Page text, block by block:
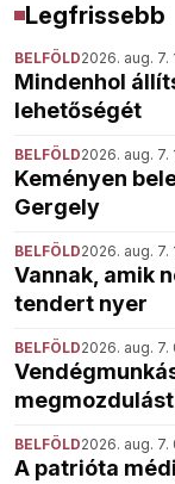
Legfrissebb
BELFÖLD2026. aug. 7.
Mindenhol
lehetőségét
BELFÖLD2026. aug. 7.
Keményen
Gergely
BELFÖLD2026. aug. 7.
Vannak, amik
tendert nyer
BELFÖLD2026. aug. 7.
BELFÖLD2026. aug. 7.
A patrióta